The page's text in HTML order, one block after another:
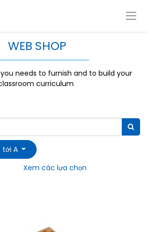
WEB SHOP
needs to furnish and to build your
curriculum
tới A
Xem các lựa chọn